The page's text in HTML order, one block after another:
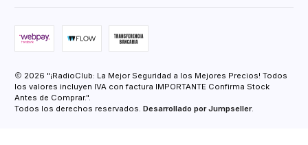
2026 "¡RadioClub: La Mejor Seguridad a los Mejores Precios! Todos
los valores incluyen IVA con factura IMPORTANTE Confirma Stock
Antes de Comprar.".
Todos los derechos reservados. Desarrollado por Jumpseller.